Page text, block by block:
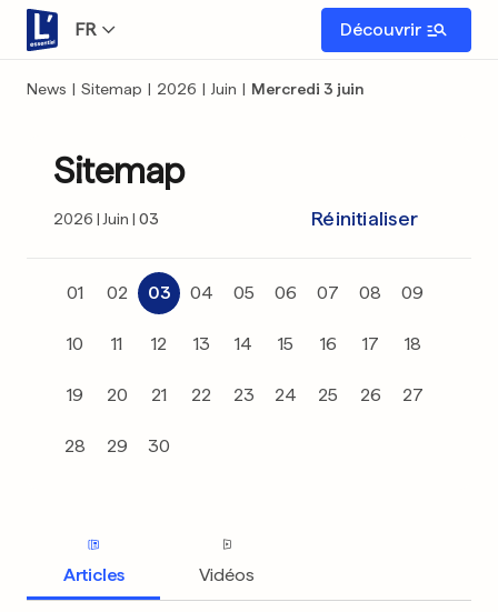
FR Découvrir
News | Sitemap | 2026 | Juin | Mercredi 3 juin
Sitemap
2026 Juin 03 Réinitialiser
01 02 03 04 05 06 07 08 09
10 11 12 13 14 15 16 17 18
19 20 21 22 23 24 25 26 27
28 29 30
Articles Vidéos